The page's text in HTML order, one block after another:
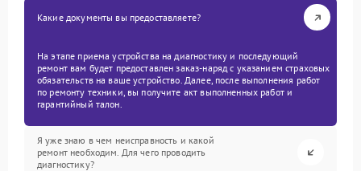
Какие документы вы предоставляете?
На этапе приема устройства на диагностику и последующий
ремонт вам будет предоставлен заказ-наряд с указанием страховых
обязательств на ваше устройство. Далее, после выполнения работ
по ремонту техники, вы получите акт выполненных работ и
гарантийный талон.
Я уже знаю в чем неисправность и какой
ремонт необходим. Для чего проводить
диагностику?